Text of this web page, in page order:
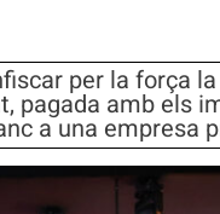
per la força
pagada amb els
a una empresa